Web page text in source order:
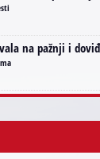
na pažnji i